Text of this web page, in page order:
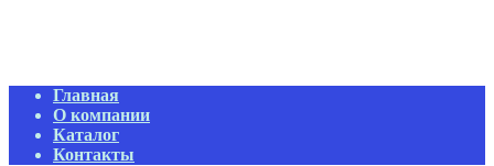
Primary
Navigation
Menu
Главная
О компании
Каталог
Контакты